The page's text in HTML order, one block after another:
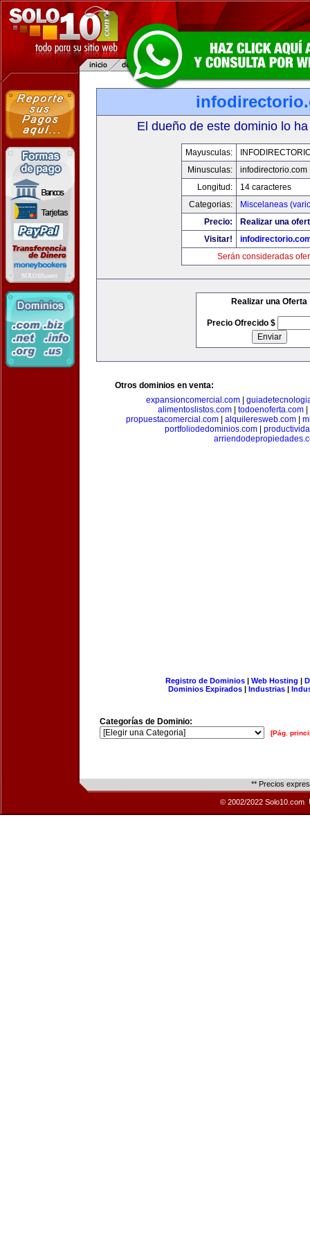
El dueño de este dominio lo
Mayusculas:
Minusculas:
infodirectorio.com
Longitud:
14 caracteres
Categorias:
Miscelaneas
Precio:
Realizar una
Visitar!
Serán consideradas
Realizar una Oferta
Precio Ofrecido $
Otros dominios en venta:
expansioncomercial.com|
alimentoslistos.com| todoenoferta.com|
propuestacomercial.com
alquileresweb.com
portfoliodedominios.com
Registro de Dominios| Web Hosting |
Dominios Expirados | Industrias |
Categorías de Dominio:
[Pág.
** Precios
© 2002/2022 Solo10.com